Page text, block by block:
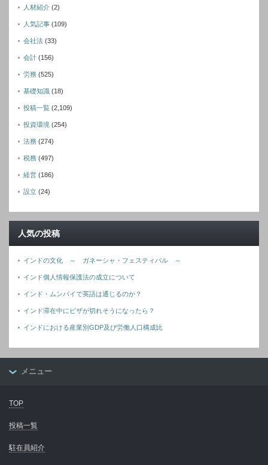
人材紹介 (2)
人気記事 (109)
会社法 (33)
会計 (156)
労務 (525)
基礎知識 (18)
投稿一覧 (2,109)
投資環境 (254)
法務 (274)
税務 (497)
経営 (186)
設立 (24)
人気の投稿
インドの文化 ～ ガネーシャ・フェスティバル ～
インド個人情報保護法の成立について
インド・ムンバイで英語は通じるのか？
インド滞在中にビザが切れそうになったら？
インドにおける産業別GDP及び労働人口構成比
メニュー
TOP
投稿一覧
駐在員紹介